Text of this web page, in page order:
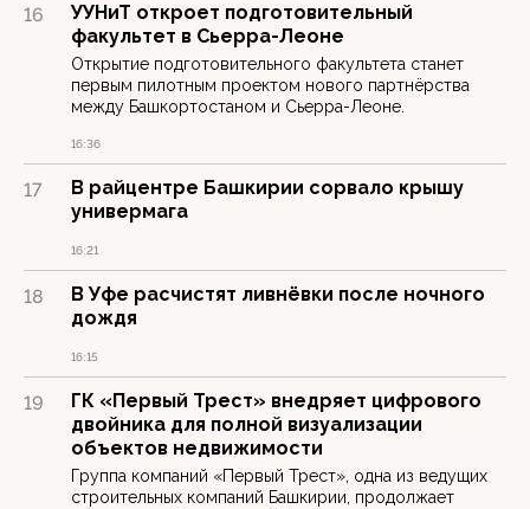
16
УУНиТ откроет подготовительный
факультет в Сьерра-Леоне
Открытие подготовительного факультета станет
первым пилотным проектом нового партнёрства
между Башкортостаном и Сьерра-Леоне.
16:36
17
В райцентре Башкирии сорвало крышу
универмага
16:21
18
В Уфе расчистят ливнёвки после ночного
дождя
16:15
19
ГК «Первый Трест» внедряет цифрового
двойника для полной визуализации
объектов недвижимости
Группа компаний «Первый Трест», одна из ведущих
строительных компаний Башкирии, продолжает